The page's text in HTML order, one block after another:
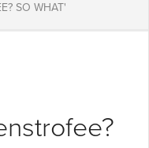
SO WHAT'